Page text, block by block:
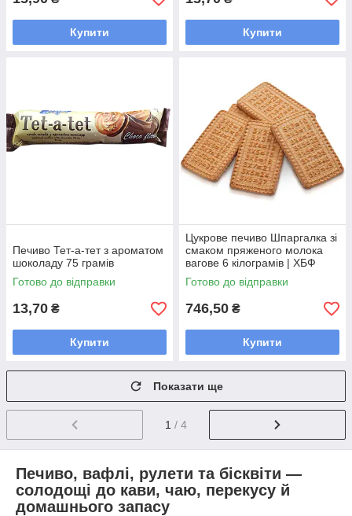
Купити Купити
Печиво Тет-а-тет з ароматом
шоколаду 75 грамів
Готово до відправки
13,70 ₴
Купити
Цукрове печиво Шпаргалка зі
смаком пряженого молока
вагове 6 кілограмів | ХБФ
Готово до відправки
746,50 ₴
Купити
Показати ще
1 / 4
Печиво, вафлі, рулети та бісквіти —
солодощі до кави, чаю, перекусу й
домашнього запасу